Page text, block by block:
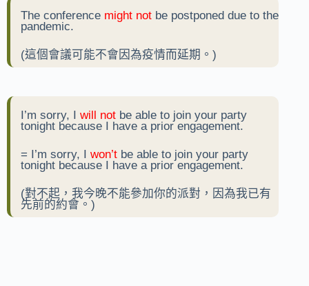
The conference might not be postponed due to the
pandemic.
(這個會議可能不會因為疫情而延期。)
I’m sorry, I will not be able to join your party
tonight because I have a prior engagement.
= I’m sorry, I won’t be able to join your party
tonight because I have a prior engagement.
(對不起，我今晚不能參加你的派對，因為我已有
先前的約會。)